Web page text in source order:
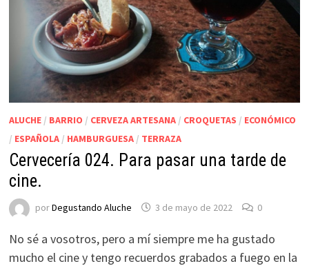
ALUCHE/ BARRIO / CERVEZA ARTESANA/ CROQUETAS / ECONÓMICO
/ ESPAÑOLA/ HAMBURGUESA/ TERRAZA
Cervecería 024. Para pasar una tarde de
cine.
porDegustando Aluche 3 de mayo de 2022 0
No sé a vosotros, pero a mí siempre me ha gustado
mucho el cine y tengo recuerdos grabados a fuego en la